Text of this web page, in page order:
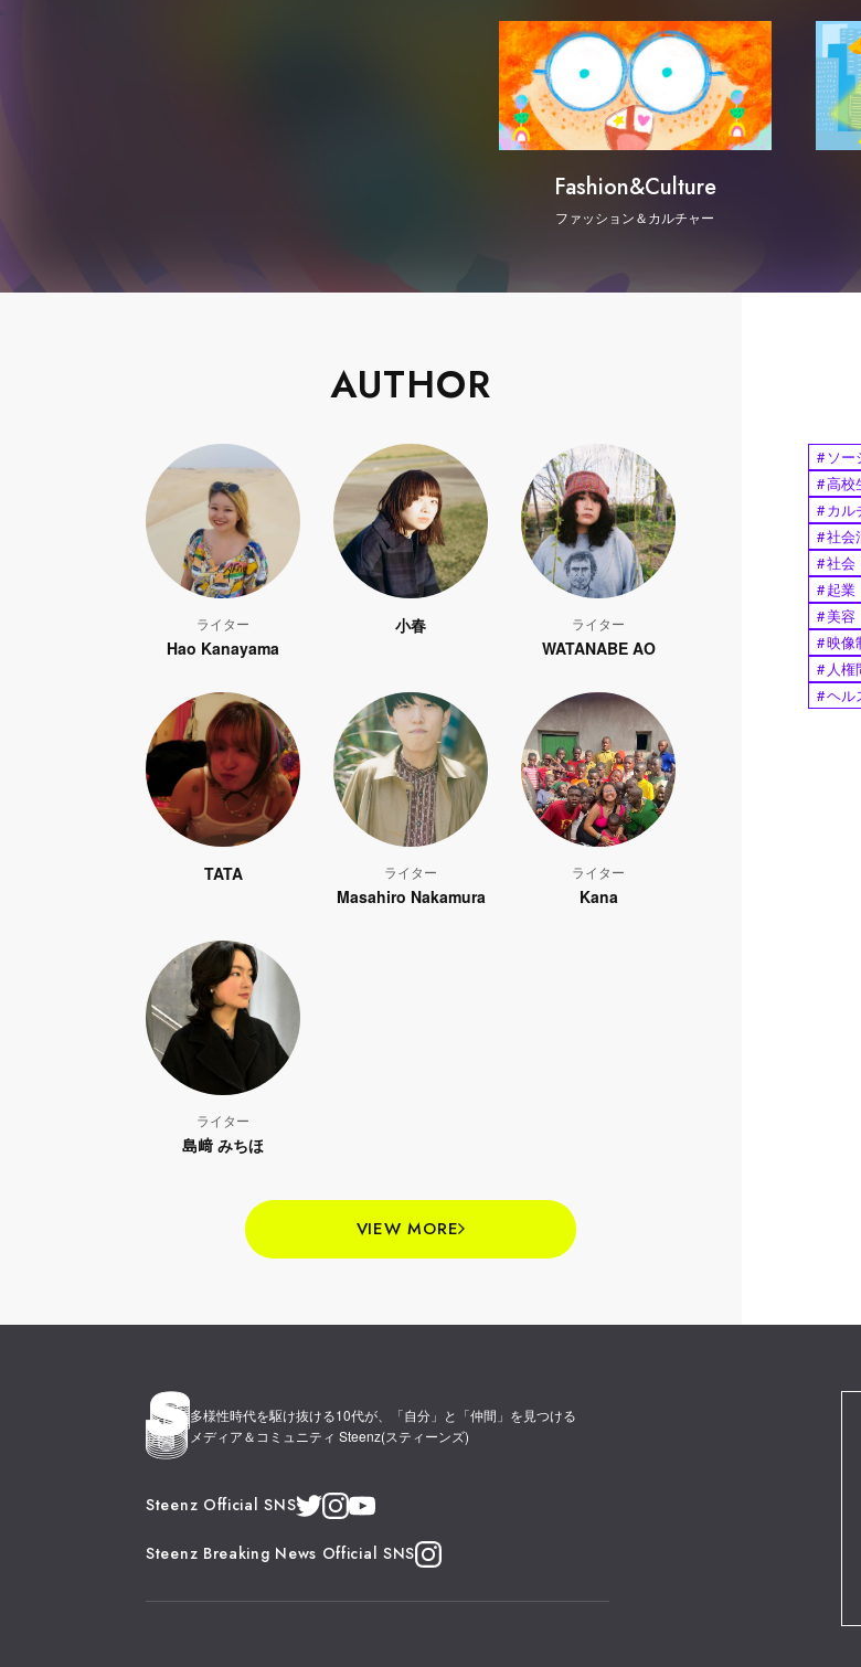
Fashion&Culture
ファッション＆カルチャー
AUTHOR
ライター
Hao Kanayama
小春 ライター
WATANABE AO
TATA ライター
Masahiro Nakamura
ライター
Kana
ライター
島﨑 みちほ
VIEW MORE
# ソー
#高校
#カル
#社会
#社会
#起業
#美容
#映像
# 人権
#ヘル
多様性時代を駆け抜ける10代が、
「自分」と「仲間」を見つける
メディア＆コミュニティ Steenz(スティーンズ)
Steenz Official SNS
Steenz Breaking News Official SNS